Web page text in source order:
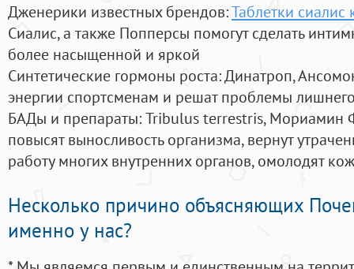
Дженерики известных брендов:Таблетки сиалис
Сиалис, а также Попперсы помогут сделать
более насыщенной и яркой
Синтетические гормоны роста: Динатроп,
энергии спортсменам и решат проблемы
БАДы и препараты:Tribulus terrestris, Мориамин
повысят выносливость организма, вернут
работу многих внутренних органов, омолодят
Несколько причино объясняющих
именно у нас?